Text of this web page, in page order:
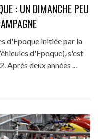
: UN DIMANCHE PEU
d'Epoque initiée par la
d'Epoque), s'est
Après deux années ...